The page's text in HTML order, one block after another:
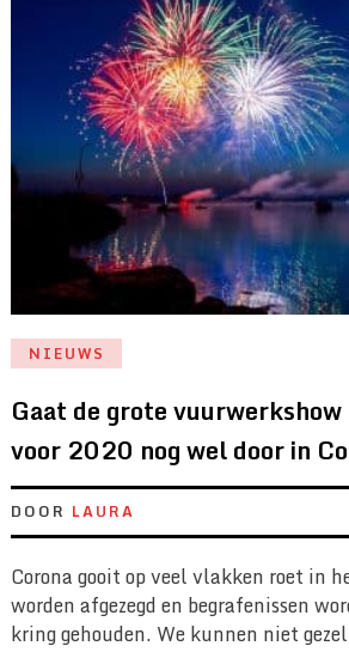
NIEUWS
Gaat de grote
voor 2020 nog wel door in
DOOR LAURA
Corona gooit op veel vlakken roet in
worden afgezegd en begrafenissen
kring gehouden. We kunnen niet